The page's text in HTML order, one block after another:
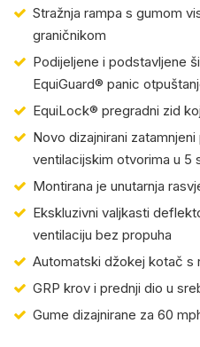
Stražnja rampa s gumom
graničnikom
Podijeljene i podstavljene
EquiGuard® panic
EquiLock® pregradni zid
Novo dizajnirani
ventilacijskim otvorima u 5
Montirana je unutarnja
Ekskluzivni valjkasti
ventilaciju bez propuha
Automatski džokej kotač s
GRP krov i prednji dio u
Gume dizajnirane za 60